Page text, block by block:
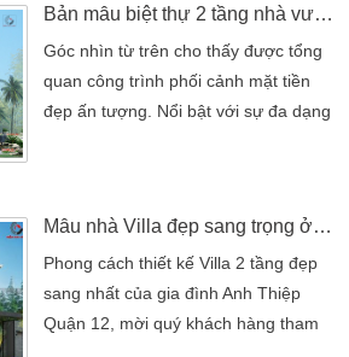
tư với nhiều mặt tiện lợi hơn hẳn
những mẫu biệt thự thông thường. Do
là kiến trúc hiện đại nên cái nhìn tổng
[…]
Bản mẫu biệt thự 2 tầng nhà vườn mái nhật có hồ bơi hiện đại
Góc nhìn từ trên cho thấy được tổng
quan công trình phối cảnh mặt tiền
đẹp ấn tượng. Nổi bật với sự đa dạng
lại ấn tượng sâu sắc với người xem.
Về phần kiến trúc và tiểu cảnh. Góp
phần mang lại một mẫu biệt thự 2
tầng nhà vườn mái […]
Mẫu nhà Villa đẹp sang trọng ở Quận 12
Phong cách thiết kế Villa 2 tầng đẹp
sang nhất của gia đình Anh Thiệp
Quận 12, mời quý khách hàng tham